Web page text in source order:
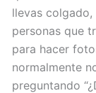
llevas
personas que
para hacer
normalmente
preguntando